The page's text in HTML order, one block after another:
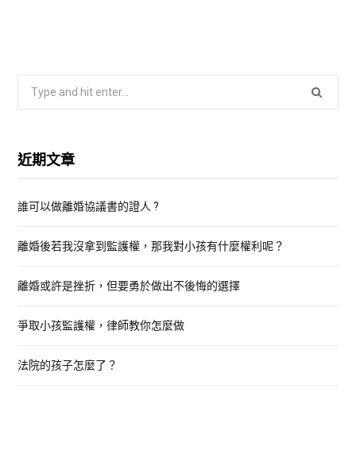
c
f
r
近期文章
誰可以做離婚協議書的證人 ?
離婚後若我沒拿到監護權，那我對小孩有什麼權利呢？
離婚或許是挫折，但要勇於做出不後悔的選擇
爭取小孩監護權，律師教你怎麼做
法院的孩子怎麼了？